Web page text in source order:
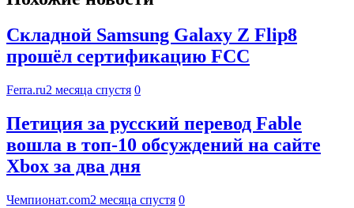
Складной Samsung Galaxy Z Flip8
прошёл сертификацию FCC
Ferra.ru2 месяца спустя 0
Петиция за русский перевод Fable
вошла в топ-10 обсуждений на сайте
Xbox за два дня
Чемпионат.com2 месяца спустя 0